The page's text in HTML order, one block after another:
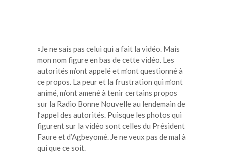
«Je ne sais pas celui qui a fait la vidéo. Mais
mon nom figure en bas de cette vidéo. Les
autorités m’ont appelé et m’ont questionné à
ce propos. La peur et la frustration qui m’ont
animé, m’ont amené à tenir certains propos
sur la Radio Bonne Nouvelle au lendemain de
l’appel des autorités. Puisque les photos qui
figurent sur la vidéo sont celles du Président
Faure et d’Agbeyomé. Je ne veux pas de mal à
qui que ce soit.